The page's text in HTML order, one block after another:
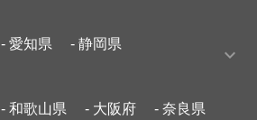
- 愛知県 - 静岡県
- 和歌山県 - 大阪府
- 奈良県